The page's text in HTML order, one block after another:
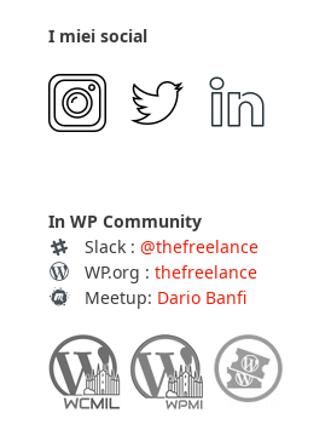
I miei social
In WP Community
Slack : @thefreelance
WP.org : thefreelance
Meetup: Dario Banfi